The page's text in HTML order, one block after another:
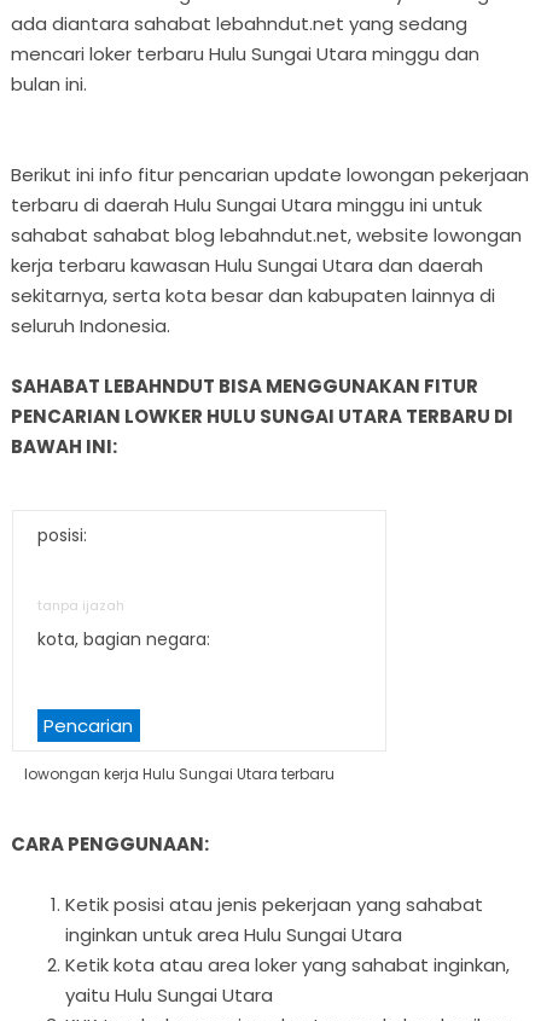
ada diantara sahabat lebahndut.net yang sedang
mencari loker terbaru Hulu Sungai Utara minggu dan
bulan ini.
Berikut ini info fitur pencarian update lowongan pekerjaan
terbaru di daerah Hulu Sungai Utara minggu ini untuk
sahabat sahabat blog lebahndut.net, website lowongan
kerja terbaru kawasan Hulu Sungai Utara dan daerah
sekitarnya, serta kota besar dan kabupaten lainnya di
seluruh Indonesia.
SAHABAT LEBAHNDUT BISA MENGGUNAKAN FITUR
PENCARIAN LOWKER HULU SUNGAI UTARA TERBARU DI
BAWAH INI:
posisi:
tanpa ijazah
kota, bagian negara:
Pencarian
lowongan kerja Hulu Sungai Utara terbaru
CARA PENGGUNAAN:
Ketik posisi atau jenis pekerjaan yang sahabat
inginkan untuk area Hulu Sungai Utara
Ketik kota atau area loker yang sahabat inginkan,
yaitu Hulu Sungai Utara